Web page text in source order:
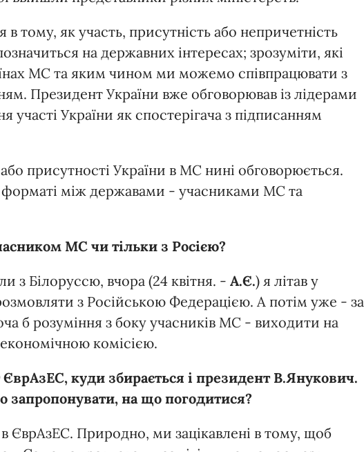
тому, як участь, присутність або непричетність
на державних інтересах; зрозуміти, які
МС та яким чином ми можемо співпрацювати з
Президент України вже обговорював із лідерами
участі України як спостерігача з підписанням
присутності України в МС нині обговорюється.
між державами - учасниками МС та
МС чи тільки з Росією?
з Білоруссю, вчора (24 квітня. - А.Є.) я літав у
з Російською Федерацією. А потім уже - за
б розуміння з боку учасників МС - виходити на
комісією.
ЄврАзЕС, куди збирається і президент В.Янукович.
запропонувати, на що погодитися?
ЄврАзЕС. Природно, ми зацікавлені в тому, щоб